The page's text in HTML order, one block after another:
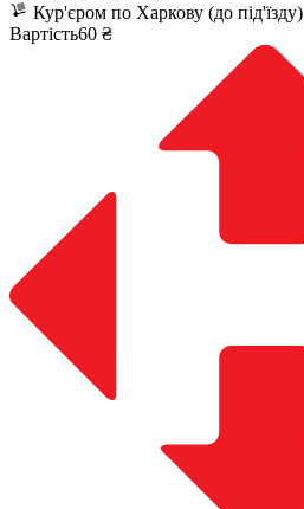
Кур'єром по Харкову (до під'їзду)
Вартість60 ₴